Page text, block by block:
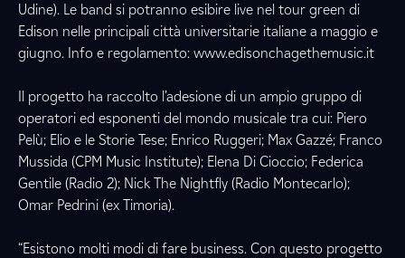
Udine). Le band si potranno esibire live nel tour green di
Edison nelle principali città universitarie italiane a maggio e
giugno. Info e regolamento: www.edisonchagethemusic.it
Il progetto ha raccolto l’adesione di un ampio gruppo di
operatori ed esponenti del mondo musicale tra cui: Piero
Pelù; Elio e le Storie Tese; Enrico Ruggeri; Max Gazzé; Franco
Mussida (CPM Music Institute); Elena Di Cioccio; Federica
Gentile (Radio 2); Nick The Nightfly (Radio Montecarlo);
Omar Pedrini (ex Timoria).
“Esistono molti modi di fare business. Con questo progetto